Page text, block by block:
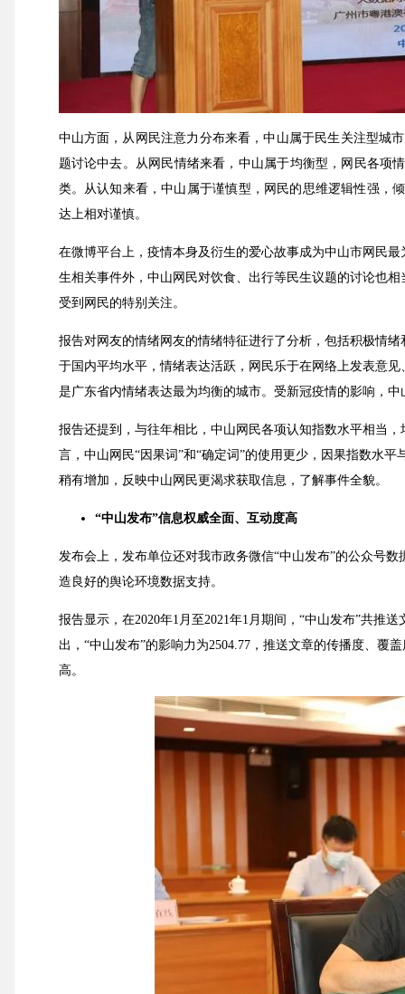
中山方面，从网民注意力分布来看，中山属于民生关注型城
题讨论中去。从网民情绪来看，中山属于均衡型，网民各项
类。从认知来看，中山属于谨慎型，网民的思维逻辑性强，
达上相对谨慎。
在微博平台上，疫情本身及衍生的爱心故事成为中山市网民
生相关事件外，中山网民对饮食、出行等民生议题的讨论也
受到网民的特别关注。
报告对网友的情绪网友的情绪特征进行了分析，包括积极情
于国内平均水平，情绪表达活跃，网民乐于在网络上发表意
是广东省内情绪表达最为均衡的城市。受新冠疫情的影响，
报告还提到，与往年相比，中山网民各项认知指数水平相当
言，中山网民“因果词”和“确定词”的使用更少，因果指数水
稍有增加，反映中山网民更渴求获取信息，了解事件全貌。
“中山发布”信息权威全面、互动度高
发布会上，发布单位还对我市政务微信“中山发布”的公众号
造良好的舆论环境数据支持。
报告显示，在2020年1月至2021年1月期间，“中山发布”共推
出，“中山发布”的影响力为2504.77，推送文章的传播度、覆
高。